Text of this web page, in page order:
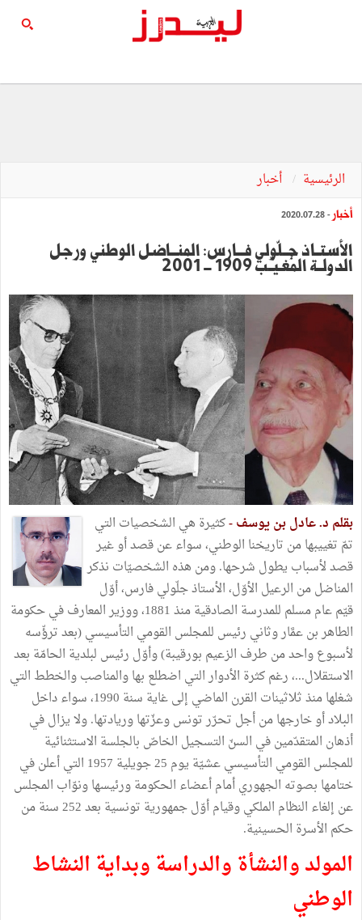
الرئيسية أخبار
أخبار - 2020.07.28
الأستــاذ جــلّولي فـــارس: المنـــاضل الوطني ورجل
الدولــة المُغـيـّـب 1909 - 2001
بقلم د. عادل بن يوسف -كثيرة هي الشخصيات التي
تمّ تغييبها من تاريخنا الوطني، سواء عن قصد أو غير
قصد لأسباب يطول شرحها. ومن هذه الشخصيّات نذكر
المناضل من الرعيل الأوّل، الأستاذ جلّولي فارس، أوّل
قيّم عام مسلم للمدرسة الصادقية منذ 1881، ووزير المعارف في حكومة
الطاهر بن عمَّار وثاني رئيس للمجلس القومي التأسيسي (بعد ترؤّسه
لأسبوع واحد من طرف الزعيم بورقيبة) وأوّل رئيس لبلدية الحامّة بعد
الاستقلال...، رغم كثرة الأدوار التي اضطلع بها والمناصب والخطط التي
شغلها منذ ثلاثينات القرن الماضي إلى غاية سنة 1990، سواء داخل
البلاد أو خارجها من أجل تحرّر تونس وعزّتها وريادتها. ولا يزال في
أذهان المتقدّمين في السنّ التسجيل الخاصّ بالجلسة الاستثنائية
للمجلس القومي التأسيسي عشيّة يوم 25 جويلية 1957 التي أعلن في
ختامها بصوته الجهوري أمام أعضاء الحكومة ورئيسها ونوّاب المجلس
عن إلغاء النظام الملكي وقيام أوّل جمهورية تونسية بعد 252 سنة من
حكم الأسرة الحسينية.
المولد والنشأة والدراسة وبداية النشاط
الوطني